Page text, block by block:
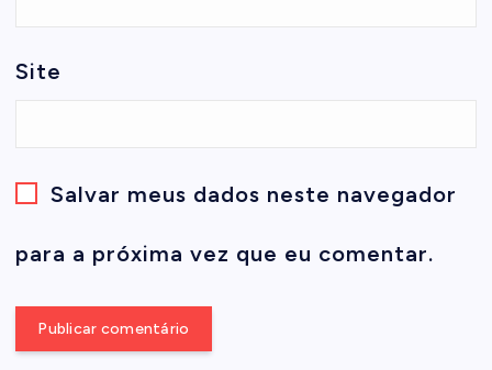
Site
Salvar meus dados neste navegador
para a próxima vez que eu comentar.